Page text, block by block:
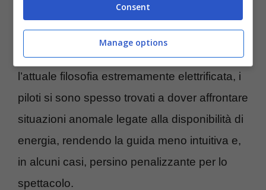
Oltre alle prestazioni, il nuovo orientamento
tecnico punta anche a semplificare il
funzionamento delle monoposto. Con
l’attuale filosofia estremamente elettrificata, i
piloti si sono spesso trovati a dover affrontare
situazioni anomale legate alla disponibilità di
energia, rendendo la guida meno intuitiva e,
in alcuni casi, persino penalizzante per lo
spettacolo.
Consent
Manage options